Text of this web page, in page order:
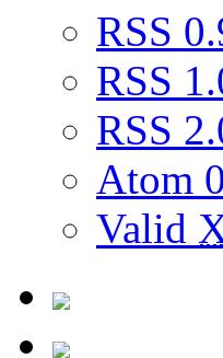
RSS
RSS
RSS
Atom
Valid